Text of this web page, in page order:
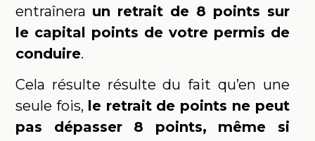
entraînera un retrait de 8 points sur
le capital points de votre permis de
conduire.
Cela résulte résulte du fait qu’en une
seule fois, le retrait de points ne peut
pas dépasser 8 points, même si